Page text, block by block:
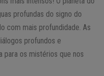
profundas do signo do
com mais profundidade. As
profundos e
para os mistérios que nos